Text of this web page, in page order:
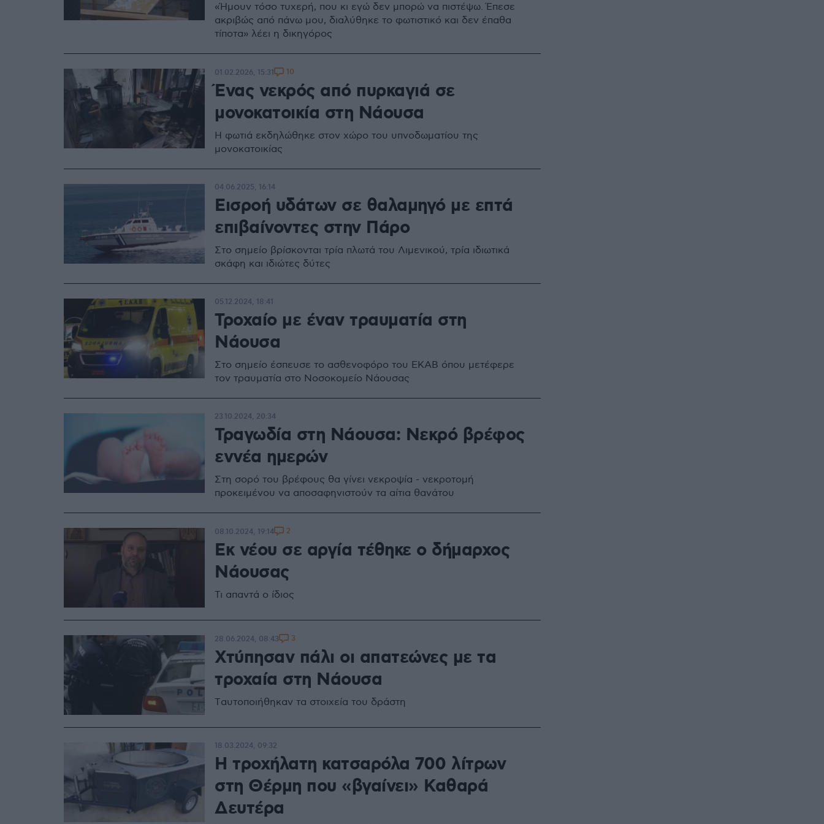
«Ήμουν τόσο τυχερή, που κι εγώ δεν μπορώ να πιστέψω. Έπεσε
ακριβώς από πάνω μου, διαλύθηκε το φωτιστικό και δεν έπαθα
τίποτα» λέει η δικηγόρος
Ένας νεκρός από πυρκαγιά σε
μονοκατοικία στη Νάουσα
Η φωτιά εκδηλώθηκε στον χώρο του υπνοδωματίου της
μονοκατοικίας
01.02.2026, 15:31 10
Εισροή υδάτων σε θαλαμηγό με επτά
επιβαίνοντες στην Πάρο
Στο σημείο βρίσκονται τρία πλωτά του Λιμενικού, τρία ιδιωτικά
σκάφη και ιδιώτες δύτες
04.06.2025, 16:14
Τροχαίο με έναν τραυματία στη
Νάουσα
Στο σημείο έσπευσε το ασθενοφόρο του ΕΚΑΒ όπου μετέφερε
τον τραυματία στο Νοσοκομείο Νάουσας
05.12.2024, 18:41
Τραγωδία στη Νάουσα: Νεκρό βρέφος
εννέα ημερών
Στη σορό του βρέφους θα γίνει νεκροψία - νεκροτομή
προκειμένου να αποσαφηνιστούν τα αίτια θανάτου
23.10.2024, 20:34
Εκ νέου σε αργία τέθηκε ο δήμαρχος
Νάουσας
Τι απαντά ο ίδιος
08.10.2024, 19:14 2
Χτύπησαν πάλι οι απατεώνες με τα
τροχαία στη Νάουσα
Tαυτοποιήθηκαν τα στοιχεία του δράστη
28.06.2024, 08:43 3
Η τροχήλατη κατσαρόλα 700 λίτρων
στη Θέρμη που «βγαίνει» Καθαρά
Δευτέρα
18.03.2024, 09:32